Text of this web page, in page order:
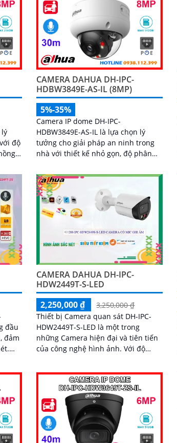
lý
độ
CAMERA DAHUA DH-IPC-
HDBW3849E-AS-IL (8MP)
5%-35%
Camera IP dome DH-IPC-
HDBW3849E-AS-IL là lựa chọn lý
tưởng cho giải pháp an ninh trong
nhà với thiết kế nhỏ gọn, độ phân
hình ban đêm ấn tượng nhờ hồng
ngoại 30m kết hợp đèn trợ sáng.
Tích hợp micro thu âm, khe cắm thẻ
nhớ đến 512GB và công nghệ AI
thông minh giúp phân biệt chính
xác người và phương tiện hỗ trợ
POE, giảm thiểu báo động giả hiệu
đầu
đảm
CAMERA DAHUA DH-IPC-
HDW2449T-S-LED
2,250,000 ₫
3,250,000 ₫
Thiết bị Camera quan sát DH-IPC-
HDW2449T-S-LED là một trong
những Camera hiện đại và tiên tiến
của công nghệ hình ảnh. Với độ
chất lượng hình ảnh sắc nét và chi
tiết cho các công trình quan trọng